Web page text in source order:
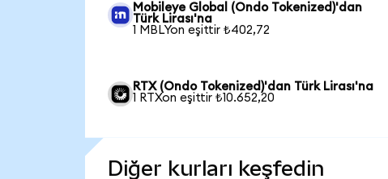
Mobileye Global (Ondo Tokenized)'dan
Türk Lirası'na
1 MBLYon eşittir ₺402,72
RTX (Ondo Tokenized)'dan Türk Lirası'na
1 RTXon eşittir ₺10.652,20
Diğer kurları keşfedin